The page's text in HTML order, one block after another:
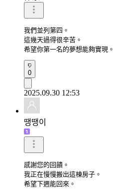
我們並列第四。
這幾天過得很辛苦。
希望你第一名的夢想能夠實現。
0
2025.09.30 12:53
땡땡이
感謝您的回饋。
我正在慢慢搬出這棟房子。
希望下週能回來。